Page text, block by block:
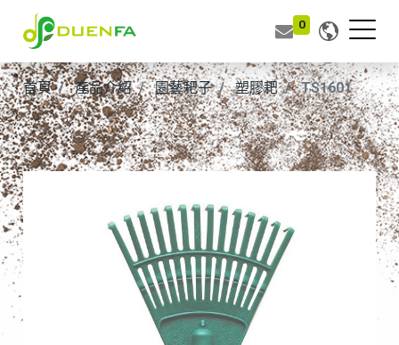
0
首頁 產品介紹 園藝耙子 塑膠耙 TS1601